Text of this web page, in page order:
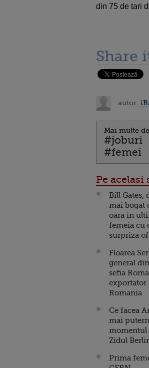
din 75 de tari
Share
autor:
Mai multe
#joburi
#femei
Pe acelasi
Bill Gates,
mai bogat
oara in
femeia cu
surpriza
Floarea
general
sefia
exportator
Romania
Ce facea
mai
momentul
Zidul
Prima